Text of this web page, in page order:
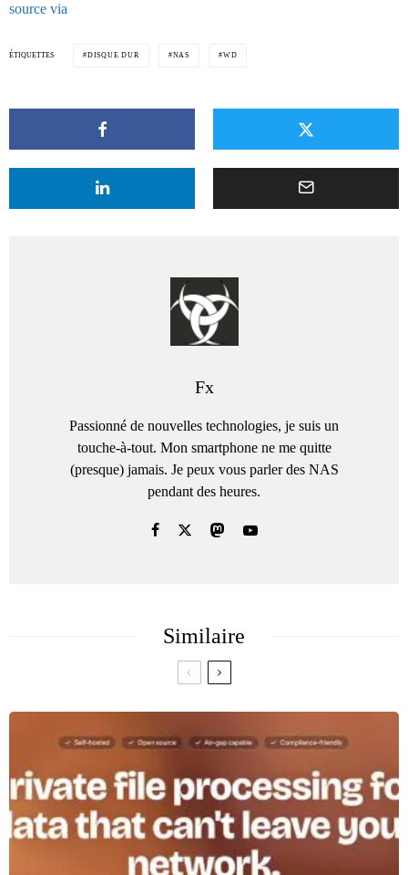
source via
ÉTIQUETTES DISQUE DUR NAS WD
Fx
Passionné de nouvelles technologies, je suis un
touche-à-tout. Mon smartphone ne me quitte
(presque) jamais. Je peux vous parler des NAS
pendant des heures.
Similaire